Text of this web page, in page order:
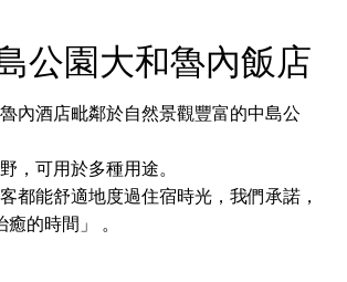
公園大和魯內飯店
內酒店毗鄰於自然景觀豐富的中島公
，可用於多種用途。
都能舒適地度過住宿時光，我們承諾，
的時間」 。